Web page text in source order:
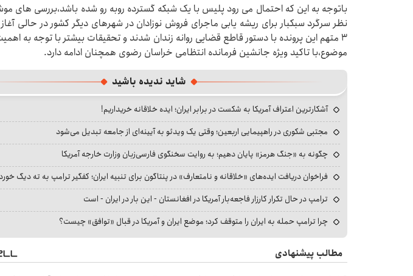
باتوجه به این که احتمال می رود پلیس با یک شبکه گسترده روبه رو شده باشد،بررسی های
نظر سرگرد سبکبار برای ریشه یابی ماجرای فروش نوزادان در شهرهای دیگر کشور در حالی
۳ متهم این پرونده با دستور قاطع قضایی روانه زندان شدند و تحقیقات بیشتر با توجه به
موضوع،با تاکید ویژه جانشین فرمانده انتظامی خراسان رضوی همچنان ادامه دارد.
شاید ندیده باشید
آشکارترین اعتراف آمریکا به شکست در برابر ایران؛ ایده خلاقانه خریداریم!
مجتبی شکوری در راهپیمایی اربعین؛ وقتی یک ویدئو به آیینه‌ای از جامعه تبدیل می‌شود
چگونه به «جنگ هرمز» پایان دهیم؛ به روایت سخنگوی فارسی‌زبان وزارت خارجه آمریکا
فراخوان دریافت ایده‌های «خلاقانه و نامتعارف» در پنتاگون برای تنبیه ایران؛ کفگیر ترامپ به ته دیگ
ترامپ در حال تکرار کارزار فاجعه‌بار آمریکا در افغانستان - این بار در ایران - است
چرا ترامپ حمله به ایران را متوقف کرد؛ موضع ایران و آمریکا در قبال «توافق» چیست؟
مطالب پیشنهادی